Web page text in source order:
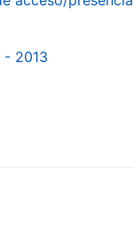
- 2013